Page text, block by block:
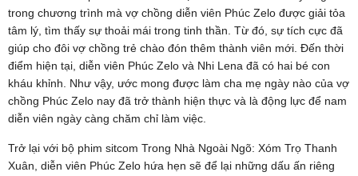
trong chương trình mà vợ chồng diễn viên Phúc Zelo được giải tỏa
tâm lý, tìm thấy sự thoải mái trong tinh thần. Từ đó, sự tích cực đã
giúp cho đôi vợ chồng trẻ chào đón thêm thành viên mới. Đến thời
điểm hiện tại, diễn viên Phúc Zelo và Nhi Lena đã có hai bé con
kháu khỉnh. Như vậy, ước mong được làm cha mẹ ngày nào của vợ
chồng Phúc Zelo nay đã trở thành hiện thực và là động lực để nam
diễn viên ngày càng chăm chỉ làm việc.
Trở lại với bộ phim sitcom Trong Nhà Ngoài Ngõ: Xóm Trọ Thanh
Xuân, diễn viên Phúc Zelo hứa hẹn sẽ để lại những dấu ấn riêng